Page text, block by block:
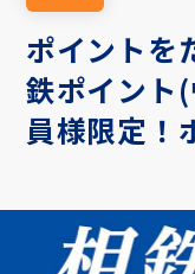
ポイントを
鉄ポイント
員様限定！